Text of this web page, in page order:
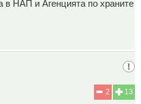
НАП и Агенцията по храните
13
2